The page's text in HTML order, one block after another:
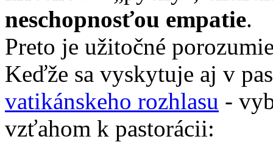
neschopnosťou empatie.
Preto je užitočné
Keďže sa vyskytuje aj v
vatikánskeho rozhlasu -
vzťahom k pastorácii: